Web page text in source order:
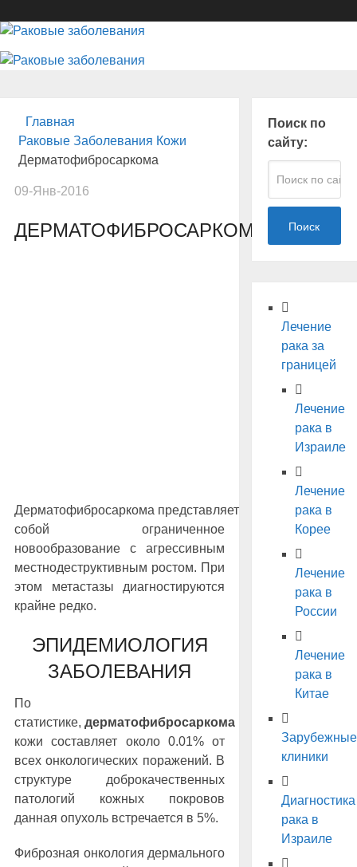
Главная
Раковые Заболевания Кожи
Дерматофибросаркома
09-Янв-2016
ДЕРМАТОФИБРОСАРКОМА
Дерматофибросаркома представляет
собой ограниченное
новообразование с агрессивным
местнодеструктивным ростом. При
этом метастазы диагностируются
крайне редко.
ЭПИДЕМИОЛОГИЯ
ЗАБОЛЕВАНИЯ
По
статистике, дерматофибросаркома
кожи составляет около 0.01% от
всех онкологических поражений. В
структуре доброкачественных
патологий кожных покровов
данная опухоль встречается в 5%.
Фиброзная онкология дермального
Поиск по
сайту:
Поиск
Лечение
рака за
границей
Лечение
рака в
Израиле
Лечение
рака в
Корее
Лечение
рака в
России
Лечение
рака в
Китае
Зарубежные
клиники
Диагностика
рака в
Израиле